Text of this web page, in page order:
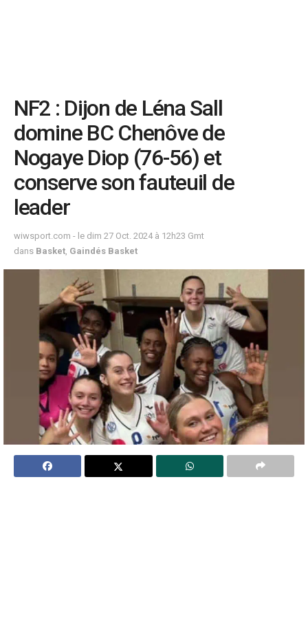
NF2 : Dijon de Léna Sall
domine BC Chenôve de
Nogaye Diop (76-56) et
conserve son fauteuil de
leader
wiwsport.com - le dim 27 Oct. 2024 à 12h23 Gmt
dans Basket, Gaindés Basket